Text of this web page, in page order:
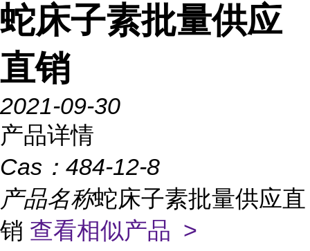
蛇床子素批量供应
直销
2021-09-30
产品详情
Cas： 484-12-8
产品名称蛇床子素批量供应直
销 查看相似产品 >